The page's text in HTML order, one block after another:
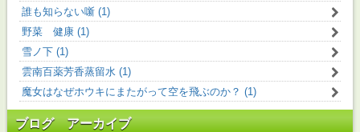
誰も知らない噺 (1)
野菜 健康 (1)
雪ノ下 (1)
雲南百薬芳香蒸留水 (1)
魔女はなぜホウキにまたがって空を飛ぶのか？ (1)
ブログ アーカイブ